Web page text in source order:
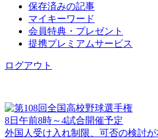
保存済みの記事
マイキーワード
会員特典・プレゼント
提携プレミアムサービス
ログアウト
8日午前8時～4試合開催予定
外国人受け入れ制限、可否の検討